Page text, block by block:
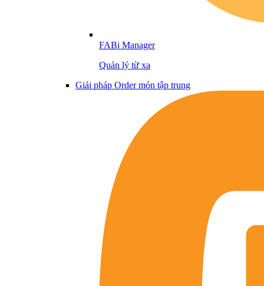
FABi Manager
Quản lý từ xa
Giải pháp Order món tập trung